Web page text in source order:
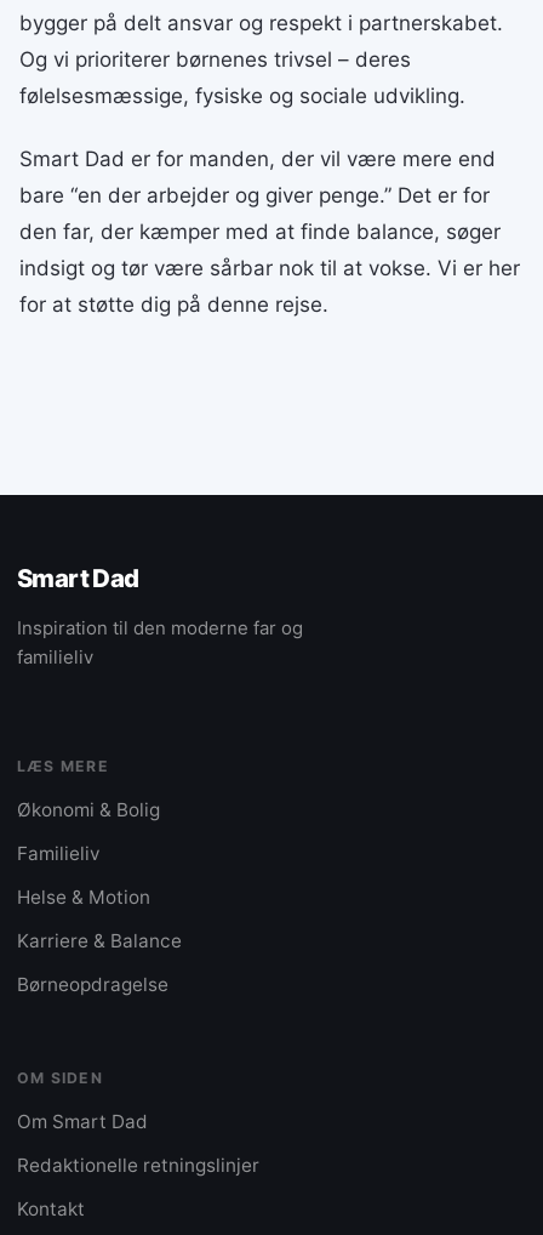
bygger på delt ansvar og respekt i partnerskabet.
Og vi prioriterer børnenes trivsel – deres
følelsesmæssige, fysiske og sociale udvikling.
Smart Dad er for manden, der vil være mere end
bare “en der arbejder og giver penge.” Det er for
den far, der kæmper med at finde balance, søger
indsigt og tør være sårbar nok til at vokse. Vi er her
for at støtte dig på denne rejse.
Smart Dad
Inspiration til den moderne far og
familieliv
LÆS MERE
Økonomi & Bolig
Familieliv
Helse & Motion
Karriere & Balance
Børneopdragelse
OM SIDEN
Om Smart Dad
Redaktionelle retningslinjer
Kontakt